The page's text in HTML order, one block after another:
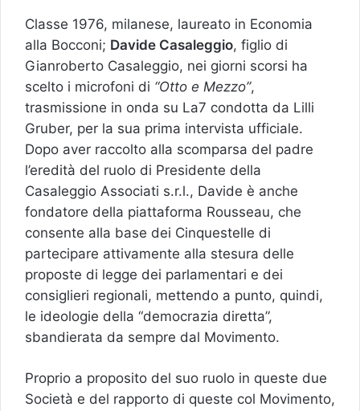
Classe 1976, milanese, laureato in Economia
alla Bocconi; Davide Casaleggio, figlio di
Gianroberto Casaleggio, nei giorni scorsi ha
scelto i microfoni di “Otto e Mezzo”,
trasmissione in onda su La7 condotta da Lilli
Gruber, per la sua prima intervista ufficiale.
Dopo aver raccolto alla scomparsa del padre
l’eredità del ruolo di Presidente della
Casaleggio Associati s.r.l., Davide è anche
fondatore della piattaforma Rousseau, che
consente alla base dei Cinquestelle di
partecipare attivamente alla stesura delle
proposte di legge dei parlamentari e dei
consiglieri regionali, mettendo a punto, quindi,
le ideologie della “democrazia diretta”,
sbandierata da sempre dal Movimento.
Proprio a proposito del suo ruolo in queste due
Società e del rapporto di queste col Movimento,